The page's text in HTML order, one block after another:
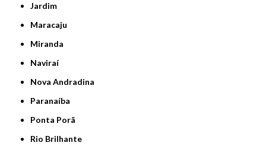
Jardim
Maracaju
Miranda
Naviraí
Nova Andradina
Paranaíba
Ponta Porã
Rio Brilhante